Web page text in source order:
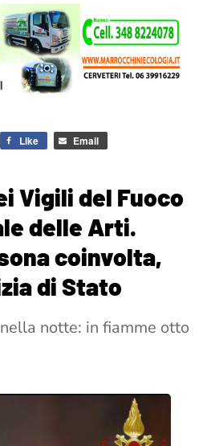
Like Email
Vigili del Fuoco
delle Arti.
coinvolta,
di Stato
notte: in fiamme otto